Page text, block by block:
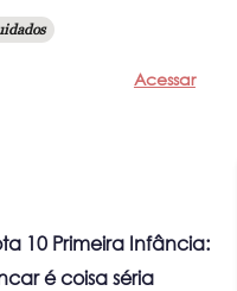
Acessar
10 Primeira Infância:
é coisa séria